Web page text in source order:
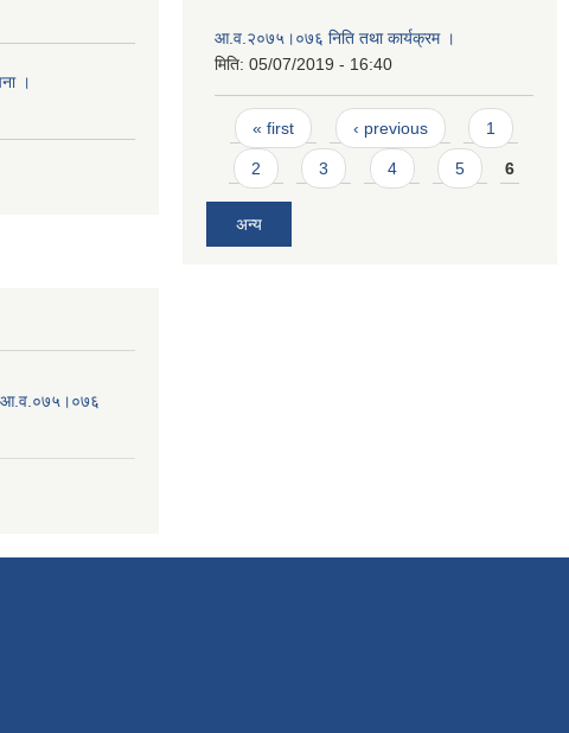
।
आ.व.२०७५।०७६ निति तथा कार्यक्रम ।
मिति: 05/07/2019 - 16:40
Pages
« first ‹ previous 1
2 3 4 5 6
अन्य
आ.व.०७५।०७६